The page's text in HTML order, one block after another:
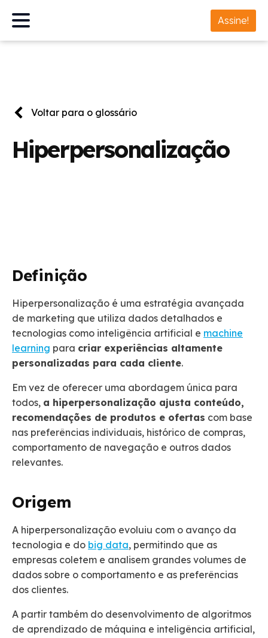
Assine!
Voltar para o glossário
Hiperpersonalização
Definição
Hiperpersonalização é uma estratégia avançada
de marketing que utiliza dados detalhados e
tecnologias como inteligência artificial e machine
learning para criar experiências altamente
personalizadas para cada cliente.
Em vez de oferecer uma abordagem única para
todos, a hiperpersonalização ajusta conteúdo,
recomendações de produtos e ofertas com base
nas preferências individuais, histórico de compras,
comportamento de navegação e outros dados
relevantes.
Origem
A hiperpersonalização evoluiu com o avanço da
tecnologia e do big data, permitindo que as
empresas coletem e analisem grandes volumes de
dados sobre o comportamento e as preferências
dos clientes.
A partir também do desenvolvimento de algoritmos
de aprendizado de máquina e inteligência artificial,